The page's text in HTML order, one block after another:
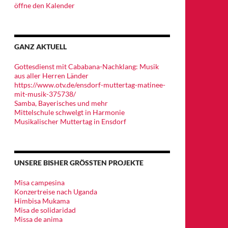
öffne den Kalender
GANZ AKTUELL
Gottesdienst mit Cababana-Nachklang: Musik
aus aller Herren Länder
https://www.otv.de/ensdorf-muttertag-matinee-
mit-musik-375738/
Samba, Bayerisches und mehr
Mittelschule schwelgt in Harmonie
Musikalischer Muttertag in Ensdorf
UNSERE BISHER GRÖSSTEN PROJEKTE
Misa campesina
Konzertreise nach Uganda
Himbisa Mukama
Misa de solidaridad
Missa de anima